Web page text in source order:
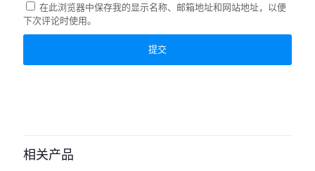
在此浏览器中保存我的显示名称、邮箱地址和网站地址，以便
下次评论时使用。
相关产品